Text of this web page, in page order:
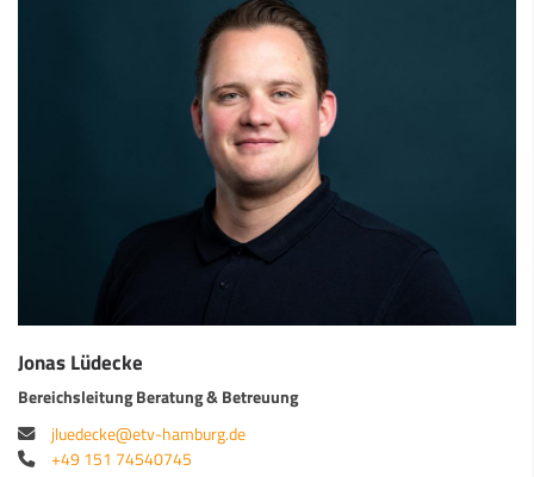
Jonas Lüdecke
Bereichsleitung Beratung & Betreuung
jluedecke@etv-hamburg.de
+49 151 74540745